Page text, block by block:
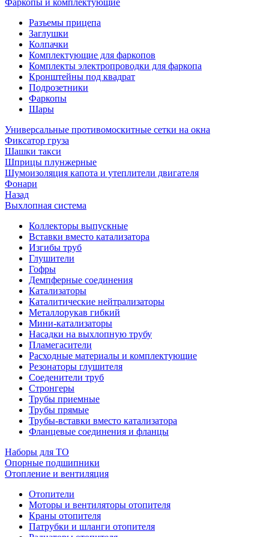
Фаркопы и комплектующие
Разъемы прицепа
Заглушки
Колпачки
Комплектующие для фаркопов
Комплекты электропроводки для фаркопа
Кронштейны под квадрат
Подрозетники
Фаркопы
Шары
Универсальные противомоскитные сетки на окна
Фиксатор груза
Шашки такси
Шприцы плунжерные
Шумоизоляция капота и утеплители двигателя
Фонари
Назад
Выхлопная система
Коллекторы выпускные
Вставки вместо катализатора
Изгибы труб
Глушители
Гофры
Демпферные соединения
Катализаторы
Каталитические нейтрализаторы
Металлорукав гибкий
Мини-катализаторы
Насадки на выхлопную трубу
Пламегасители
Расходные материалы и комплектующие
Резонаторы глушителя
Соеденители труб
Стронгеры
Трубы приемные
Трубы прямые
Трубы-вставки вместо катализатора
Фланцевые соединения и фланцы
Наборы для ТО
Опорные подшипники
Отопление и вентиляция
Отопители
Моторы и вентиляторы отопителя
Краны отопителя
Патрубки и шланги отопителя